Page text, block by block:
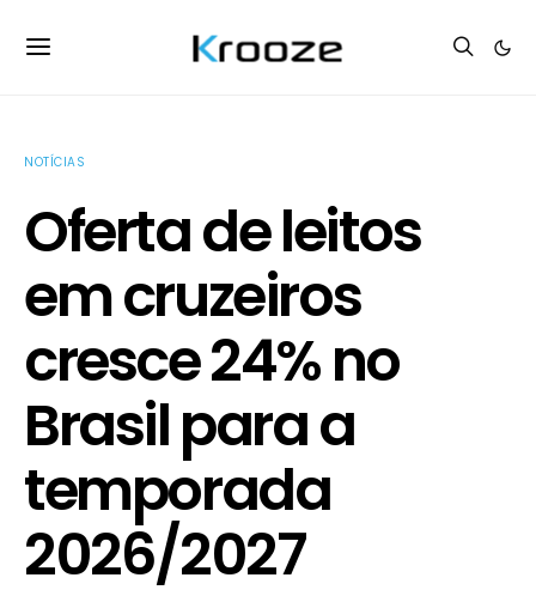
NOTÍCIAS
Oferta de leitos
em cruzeiros
cresce 24% no
Brasil para a
temporada
2026/2027